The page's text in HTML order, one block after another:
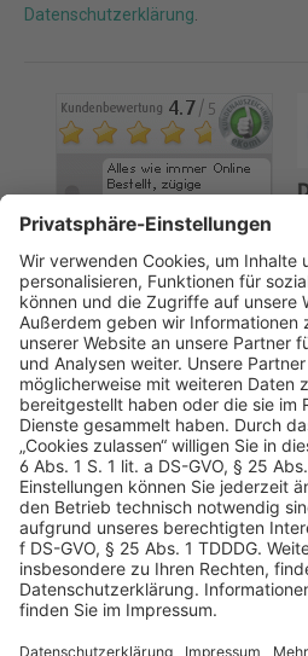
Datenschutzerklärung
AGB Datenschutz
Sicherheitshinweis